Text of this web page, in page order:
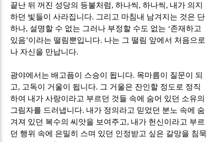
끝난 뒤 꺼진 성당의 등불처럼,하나씩,하나씩, 내가 의지
하던 빛들이 사라집니다. 그리고 마침내 남겨지는 것은 단
하나, 설명할 수 없는 그러나 부정할 수도 없는 ‘존재하고
있음’이라는 떨림뿐입니다. 나는 그 떨림 앞에서 처음으로
나 자신을 만납니다.
광야에서는 배고픔이 스승이 됩니다. 목마름이 질문이 되
고, 고독이 거울이 됩니다. 그 거울은 잔인할 정도로 정직
하여 내가 사랑이라고 부르던 것들 속에 숨어 있던 소유의
그림자를 드러냅니다. 내가 정의라고 믿었던 분노 속에 숨
겨져 있던 복수의 씨앗을 보여주고, 내가 헌신이라고 부르
던 행위 속에 은밀히 스며 있던 인정받고 싶은 갈망을 침묵